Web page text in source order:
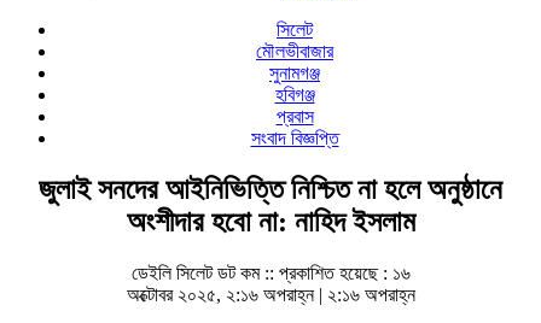
সিলেট
মৌলভীবাজার
সুনামগঞ্জ
হবিগঞ্জ
প্রবাস
সংবাদ বিজ্ঞপ্তি
জুলাই সনদের আইনিভিত্তি নিশ্চিত না হলে অনুষ্ঠানে
অংশীদার হবো না: নাহিদ ইসলাম
ডেইলি সিলেট ডট কম :: প্রকাশিত হয়েছে : ১৬
অক্টোবর ২০২৫, ২:১৬ অপরাহ্ন | ২:১৬ অপরাহ্ন